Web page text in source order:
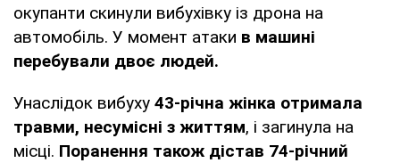
окупанти скинули вибухівку із дрона на
автомобіль. У момент атаки в машині
перебували двоє людей.
Унаслідок вибуху 43-річна жінка отримала
травми, несумісні з життям, і загинула на
місці. Поранення також дістав 74-річний